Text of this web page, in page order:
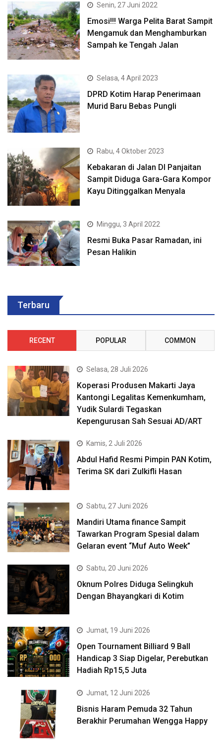
Senin, 27 Juni 2022
Emosi!!! Warga Pelita Barat Sampit
Mengamuk dan Menghamburkan
Sampah ke Tengah Jalan
Selasa, 4 April 2023
DPRD Kotim Harap Penerimaan
Murid Baru Bebas Pungli
Rabu, 4 Oktober 2023
Kebakaran di Jalan DI Panjaitan
Sampit Diduga Gara-Gara Kompor
Kayu Ditinggalkan Menyala
Minggu, 3 April 2022
Resmi Buka Pasar Ramadan, ini
Pesan Halikin
Terbaru
RECENT POPULAR COMMON
Selasa, 28 Juli 2026
Koperasi Produsen Makarti Jaya
Kantongi Legalitas Kemenkumham,
Yudik Sulardi Tegaskan
Kepengurusan Sah Sesuai AD/ART
Kamis, 2 Juli 2026
Abdul Hafid Resmi Pimpin PAN Kotim,
Terima SK dari Zulkifli Hasan
Sabtu, 27 Juni 2026
Mandiri Utama finance Sampit
Tawarkan Program Spesial dalam
Gelaran event “Muf Auto Week”
Sabtu, 20 Juni 2026
Oknum Polres Diduga Selingkuh
Dengan Bhayangkari di Kotim
Jumat, 19 Juni 2026
Open Tournament Billiard 9 Ball
Handicap 3 Siap Digelar, Perebutkan
Hadiah Rp15,5 Juta
Jumat, 12 Juni 2026
Bisnis Haram Pemuda 32 Tahun
Berakhir Perumahan Wengga Happy